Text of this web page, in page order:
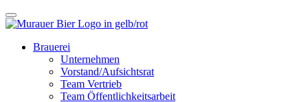
Brauerei
Unternehmen
Vorstand/Aufsichtsrat
Team Vertrieb
Team Öffentlichkeitsarbeit